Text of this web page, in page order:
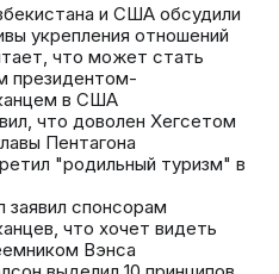
и США обсудили
укрепления отношений
что может стать
президентом-
в США
что доволен Хегсетом
Пентагона
"родильный туризм" в
заявил спонсорам
что хочет видеть
Вэнса